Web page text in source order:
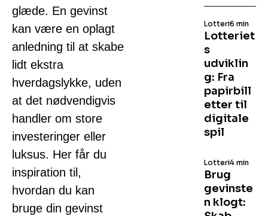
glæde. En gevinst
kan være en oplagt
anledning til at skabe
lidt ekstra
hverdagslykke, uden
at det nødvendigvis
handler om store
investeringer eller
luksus. Her får du
inspiration til,
hvordan du kan
bruge din gevinst
Lotteriet
s
udviklin
g: Fra
papirbill
etter til
digitale
spil
Lotteri6 min
Brug
gevinste
n klogt:
Lotteri4 min